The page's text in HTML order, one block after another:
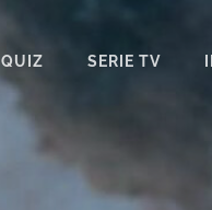
QUIZ SERIE TV